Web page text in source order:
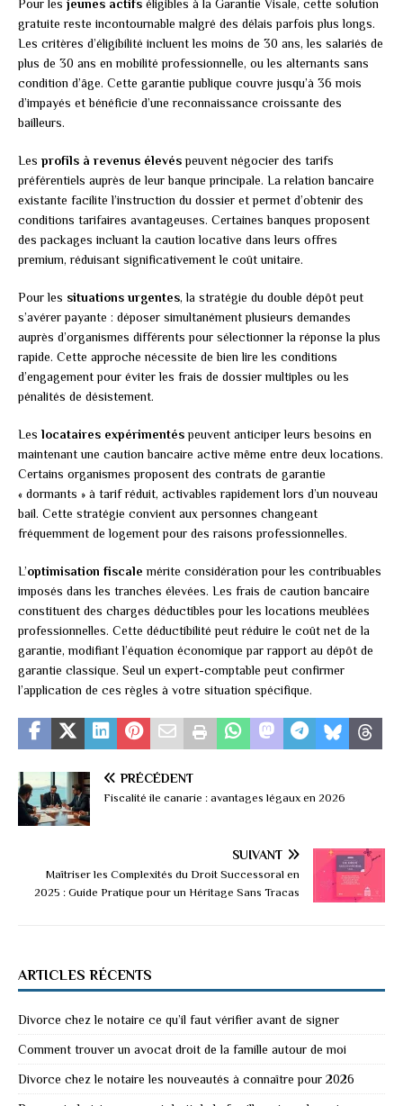
Pour les jeunes actifs éligibles à la Garantie Visale, cette solution
gratuite reste incontournable malgré des délais parfois plus longs.
Les critères d’éligibilité incluent les moins de 30 ans, les salariés de
plus de 30 ans en mobilité professionnelle, ou les alternants sans
condition d’âge. Cette garantie publique couvre jusqu’à 36 mois
d’impayés et bénéficie d’une reconnaissance croissante des
bailleurs.
Les profils à revenus élevéspeuvent négocier des tarifs
préférentiels auprès de leur banque principale. La relation bancaire
existante facilite l’instruction du dossier et permet d’obtenir des
conditions tarifaires avantageuses. Certaines banques proposent
des packages incluant la caution locative dans leurs offres
premium, réduisant significativement le coût unitaire.
Pour les situations urgentes, la stratégie du double dépôt peut
s’avérer payante : déposer simultanément plusieurs demandes
auprès d’organismes différents pour sélectionner la réponse la plus
rapide. Cette approche nécessite de bien lire les conditions
d’engagement pour éviter les frais de dossier multiples ou les
pénalités de désistement.
Les locataires expérimentéspeuvent anticiper leurs besoins en
maintenant une caution bancaire active même entre deux locations.
Certains organismes proposent des contrats de garantie
« dormants » à tarif réduit, activables rapidement lors d’un nouveau
bail. Cette stratégie convient aux personnes changeant
fréquemment de logement pour des raisons professionnelles.
L’optimisation fiscale mérite considération pour les contribuables
imposés dans les tranches élevées. Les frais de caution bancaire
constituent des charges déductibles pour les locations meublées
professionnelles. Cette déductibilité peut réduire le coût net de la
garantie, modifiant l’équation économique par rapport au dépôt de
garantie classique. Seul un expert-comptable peut confirmer
l’application de ces règles à votre situation spécifique.
PRÉCÉDENT
Fiscalité ile canarie : avantages légaux en 2026
SUIVANT
Maîtriser les Complexités du Droit Successoral en
2025 : Guide Pratique pour un Héritage Sans Tracas
ARTICLES RÉCENTS
Divorce chez le notaire ce qu’il faut vérifier avant de signer
Comment trouver un avocat droit de la famille autour de moi
Divorce chez le notaire les nouveautés à connaître pour 2026